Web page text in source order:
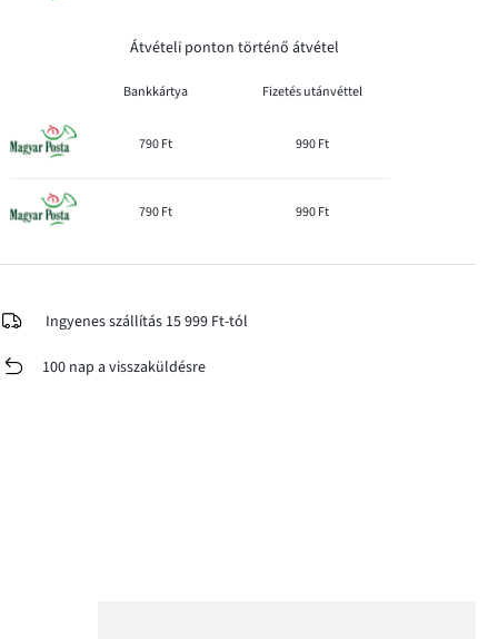
Átvételi ponton történő átvétel
Bankkártya Fizetés utánvéttel
790 Ft 990 Ft
790 Ft 990 Ft
Ingyenes szállítás 15 999 Ft-tól
100 nap a visszaküldésre